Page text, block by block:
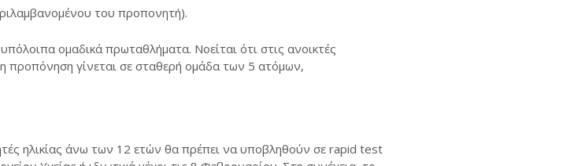
του προπονητή).
ομαδικά πρωταθλήματα. Νοείται ότι στις ανοικτές
προπόνηση γίνεται σε σταθερή ομάδα των 5 ατόμων,
ηλικίας άνω των 12 ετών θα πρέπει να υποβληθούν σε rapid test